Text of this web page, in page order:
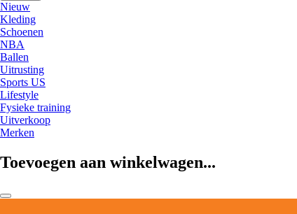
Nieuw
Kleding
Schoenen
NBA
Ballen
Uitrusting
Sports US
Lifestyle
Fysieke training
Uitverkoop
Merken
Toevoegen aan winkelwagen...